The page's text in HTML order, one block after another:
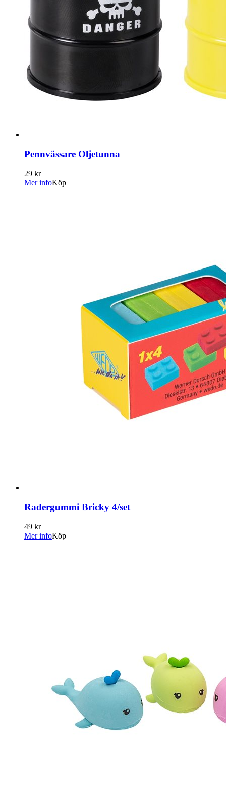
Pennvässare Oljetunna
29 kr
Mer infoKöp
Radergummi Bricky 4/set
49 kr
Mer infoKöp